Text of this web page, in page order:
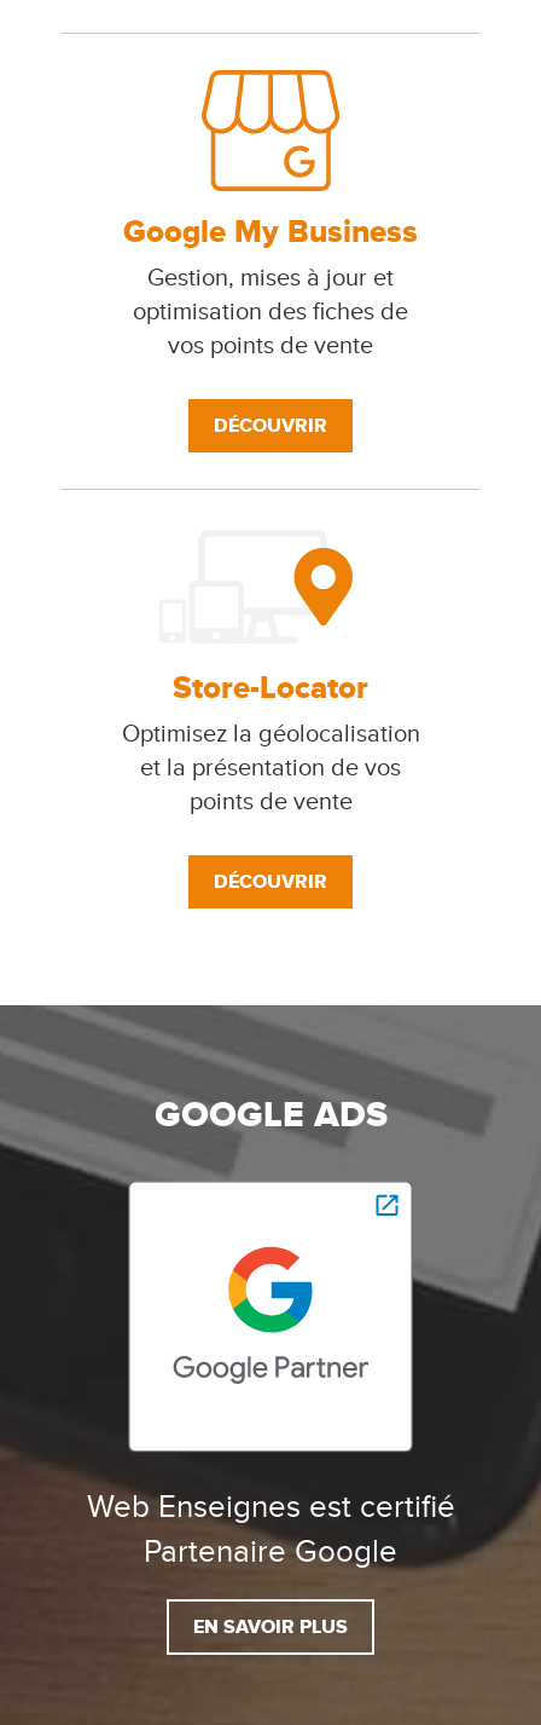
Google My Business
Gestion, mises à jour et
optimisation des fiches de
vos points de vente
DÉCOUVRIR
Store-Locator
Optimisez la géolocalisation
et la présentation de vos
points de vente
DÉCOUVRIR
GOOGLE ADS
Web Enseignes est certifié
Partenaire Google
EN SAVOIR PLUS